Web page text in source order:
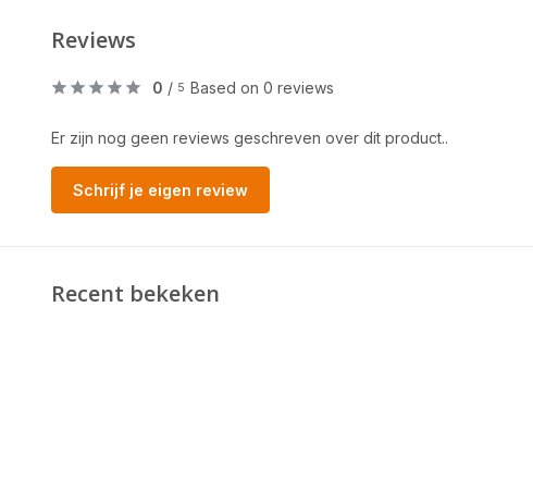
Reviews
0 / 5 Based on 0 reviews
Er zijn nog geen reviews geschreven over dit product..
Schrijf je eigen review
Recent bekeken